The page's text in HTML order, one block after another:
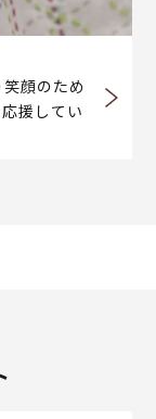
顔のため
援してい